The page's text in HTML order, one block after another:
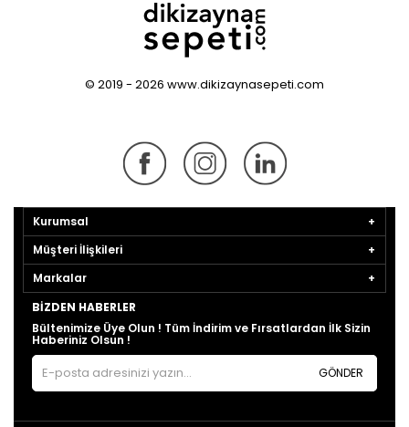
© 2019 - 2026 www.dikizaynasepeti.com
Kurumsal
Müşteri İlişkileri
Markalar
BIZDEN HABERLER
Bültenimize Üye Olun ! Tüm İndirim ve Fırsatlardan İlk Sizin
Haberiniz Olsun !
GÖNDER